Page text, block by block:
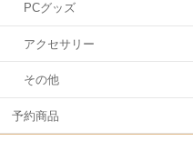
PCグッズ
アクセサリー
その他
予約商品